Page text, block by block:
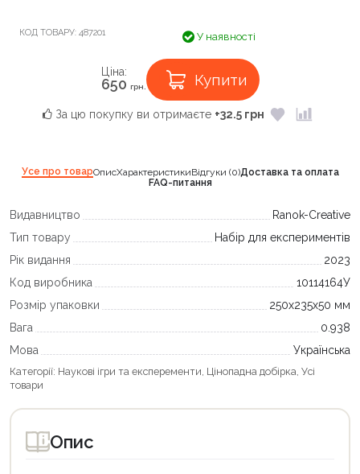
КОД ТОВАРУ: 487201 У наявності
Ціна:
650 грн. Купити
За цю покупку ви отримаєте +32.5 грн
Усе про товарОписХарактеристикиВідгуки (0)Доставка та оплата
FAQ-питання
Видавництво
Ranok-Creative
Тип товару
Набір для експериментів
Рік видання
2023
Код виробника
10114164У
Розмір упаковки
250х235х50 мм
Вага
0.938
Мова
Українська
Категорії: Наукові ігри та експеременти, Цінопадна добірка, Усі
товари
Опис